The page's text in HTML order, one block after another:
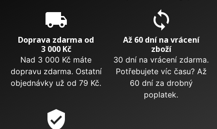
local_shipping
Doprava zdarma od
3 000 Kč
Nad 3 000 Kč máte
dopravu zdarma. Ostatní
objednávky už od 79 Kč.
sync
Až 60 dní na vrácení
zboží
30 dní na vrácení zdarma.
Potřebujete víc času? Až
60 dní za drobný
poplatek.
verified_user